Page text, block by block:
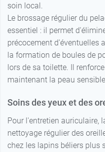
soin local.
Le brossage régulier du
essentiel : il permet
précocement d'éventuelles
la formation de boules de
lors de sa toilette. Il
maintenant la peau
Soins des yeux et des
Pour l'entretien auriculaire,
nettoyage régulier des
chez les lapins béliers plus